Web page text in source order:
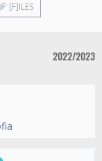
[F]ILES
2022/2023